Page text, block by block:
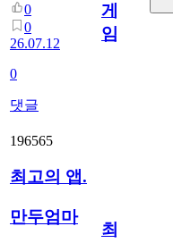
0
0
26.07.12
0
댓글
게
임?
196565
최고의 앱.
만두엄마
최